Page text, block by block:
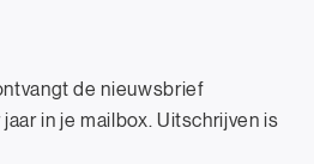
de nieuwsbrief
in je mailbox. Uitschrijven is